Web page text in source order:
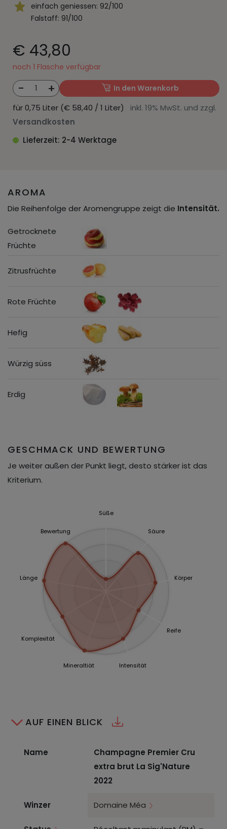
einfach geniessen: 92/100
Falstaff: 91/100
€ 43,80
noch 1 Flasche verfügbar
- 1 + In den Warenkorb
für 0,75 Liter (€ 58,40 / 1 Liter) inkl. 19% MwSt. und zzgl.
Versandkosten
Lieferzeit: 2-4 Werktage
AROMA
Die Reihenfolge der Aromengruppe zeigt die Intensität.
Getrocknete
Früchte
Zitrusfrüchte
Rote Früchte
Hefig
Würzig süss
Erdig
GESCHMACK UND BEWERTUNG
Je weiter außen der Punkt liegt, desto stärker ist das
Kriterium.
Süße
Säure
Körper
Reife
Intensität
Mineraltiät
Komplexität
Länge
Bewertung
AUF EINEN BLICK
Name
Champagne Premier Cru
extra brut La Sig'Nature
2022
Winzer Domaine Méa